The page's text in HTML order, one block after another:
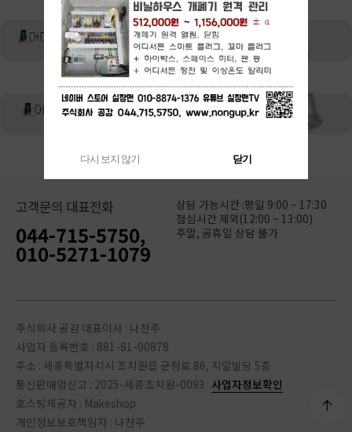
고객문의 대표전화
044-715-5750,
010-5271-1079
상담 가능시간 :평일 9:00 ~ 17:30
점심시간 제외(12:00 ~ 13:00)
주말, 공휴일 상담 불가
주식회사 공감 대표이사 : 나찬주
사업자 등록번호 : 881-81-00878
주소 : 세종특별자치시 조치원읍 군청로 86, 지알빌딩 5층
통신판매업신고 : 2025-세종조치원-0093 사업자정보확인
호스팅제공자 : Makeshop
개인정보보호책임자 : 나찬주
다시 보지 않기 닫기
다시 보지 않기 닫기